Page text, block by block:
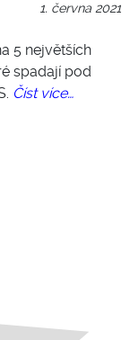
1. června 2021
5 největších
spadají pod
Číst více…